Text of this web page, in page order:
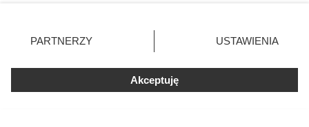
zmienić/wycofać klikając przycisk ustawień prywatności
znajdujący się w lewym dolnym rogu strony. Niektóre
użytkownika, ale masz prawo sprzeciwić się takiemu
przetwarzaniu. Preferencje będą miały zastosowania tylko
PARTNERZY USTAWIENIA
Akceptuję